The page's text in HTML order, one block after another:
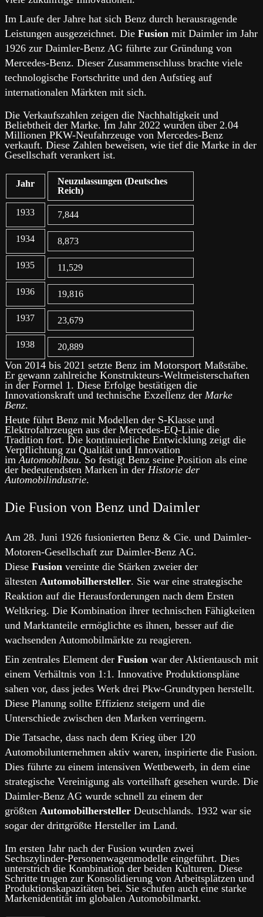
Im Laufe der Jahre hat sich Benz durch herausragende
Leistungen ausgezeichnet. Die Fusion mit Daimler im Jahr
1926 zur Daimler-Benz AG führte zur Gründung von
Mercedes-Benz. Dieser Zusammenschluss brachte viele
technologische Fortschritte und den Aufstieg auf
internationalen Märkten mit sich.
Die Verkaufszahlen zeigen die Nachhaltigkeit und
Beliebtheit der Marke. Im Jahr 2022 wurden über 2.04
Millionen PKW-Neufahrzeuge von Mercedes-Benz
verkauft. Diese Zahlen beweisen, wie tief die Marke in der
Gesellschaft verankert ist.
Jahr
Neuzulassungen (Deutsches
Reich)
1933 7,844
1934 8,873
1935 11,529
1936 19,816
1937 23,679
1938 20,889
Von 2014 bis 2021 setzte Benz im Motorsport Maßstäbe.
Er gewann zahlreiche Konstrukteurs-Weltmeisterschaften
in der Formel 1. Diese Erfolge bestätigen die
Innovationskraft und technische Exzellenz der Marke
Benz.
Heute führt Benz mit Modellen der S-Klasse und
Elektrofahrzeugen aus der Mercedes-EQ-Linie die
Tradition fort. Die kontinuierliche Entwicklung zeigt die
Verpflichtung zu Qualität und Innovation
im Automobilbau. So festigt Benz seine Position als eine
der bedeutendsten Marken in der Historie der
Automobilindustrie.
Die Fusion von Benz und Daimler
Am 28. Juni 1926 fusionierten Benz & Cie. und Daimler-
Motoren-Gesellschaft zur Daimler-Benz AG.
Diese Fusion vereinte die Stärken zweier der
ältesten Automobilhersteller. Sie war eine strategische
Reaktion auf die Herausforderungen nach dem Ersten
Weltkrieg. Die Kombination ihrer technischen Fähigkeiten
und Marktanteile ermöglichte es ihnen, besser auf die
wachsenden Automobilmärkte zu reagieren.
Ein zentrales Element der Fusion war der Aktientausch mit
einem Verhältnis von 1:1. Innovative Produktionspläne
sahen vor, dass jedes Werk drei Pkw-Grundtypen herstellt.
Diese Planung sollte Effizienz steigern und die
Unterschiede zwischen den Marken verringern.
Die Tatsache, dass nach dem Krieg über 120
Automobilunternehmen aktiv waren, inspirierte die Fusion.
Dies führte zu einem intensiven Wettbewerb, in dem eine
strategische Vereinigung als vorteilhaft gesehen wurde. Die
Daimler-Benz AG wurde schnell zu einem der
größten Automobilhersteller Deutschlands. 1932 war sie
sogar der drittgrößte Hersteller im Land.
Im ersten Jahr nach der Fusion wurden zwei
Sechszylinder-Personenwagenmodelle eingeführt. Dies
unterstrich die Kombination der beiden Kulturen. Diese
Schritte trugen zur Konsolidierung von Arbeitsplätzen und
Produktionskapazitäten bei. Sie schufen auch eine starke
Markenidentität im globalen Automobilmarkt.